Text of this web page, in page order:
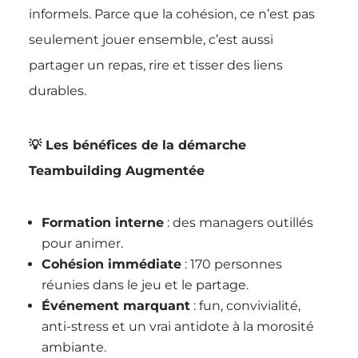
informels. Parce que la cohésion, ce n’est pas
seulement jouer ensemble, c’est aussi
partager un repas, rire et tisser des liens
durables.
💡 Les bénéfices de la démarche
Teambuilding Augmentée
Formation interne: des managers outillés
pour animer.
Cohésion immédiate: 170 personnes
réunies dans le jeu et le partage.
Événement marquant: fun, convivialité,
anti-stress et un vrai antidote à la morosité
ambiante.